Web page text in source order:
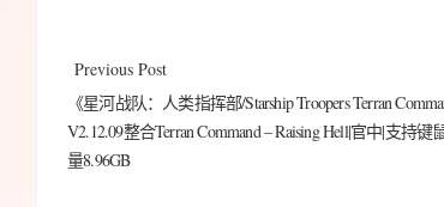
Previous Post
《星河战队：人类指挥部/Starship Troopers Terran
V2.12.09整合Terran Command – Raising Hell|官中|支持键
量8.96GB